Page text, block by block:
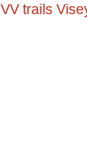
VV trails